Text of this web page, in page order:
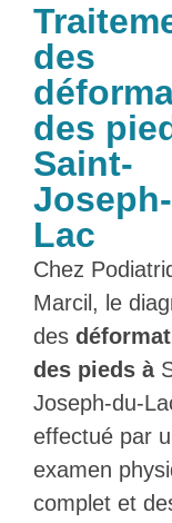
des
des
Saint-
Lac
Chez
Marcil, le
des
des pieds à
Joseph-du-
effectué par
examen
complet et